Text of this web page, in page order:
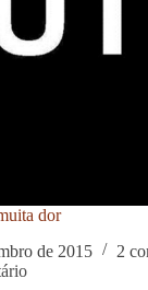
dor
de 2015
2